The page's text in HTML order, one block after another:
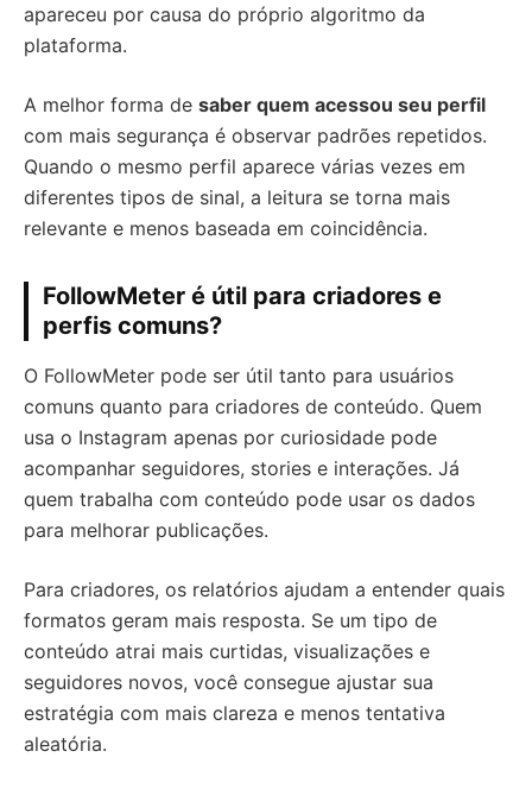
apareceu por causa do próprio algoritmo da
plataforma.
A melhor forma de saber quem acessou seu perfil
com mais segurança é observar padrões repetidos.
Quando o mesmo perfil aparece várias vezes em
diferentes tipos de sinal, a leitura se torna mais
relevante e menos baseada em coincidência.
FollowMeter é útil para criadores e
perfis comuns?
O FollowMeter pode ser útil tanto para usuários
comuns quanto para criadores de conteúdo. Quem
usa o Instagram apenas por curiosidade pode
acompanhar seguidores, stories e interações. Já
quem trabalha com conteúdo pode usar os dados
para melhorar publicações.
Para criadores, os relatórios ajudam a entender quais
formatos geram mais resposta. Se um tipo de
conteúdo atrai mais curtidas, visualizações e
seguidores novos, você consegue ajustar sua
estratégia com mais clareza e menos tentativa
aleatória.